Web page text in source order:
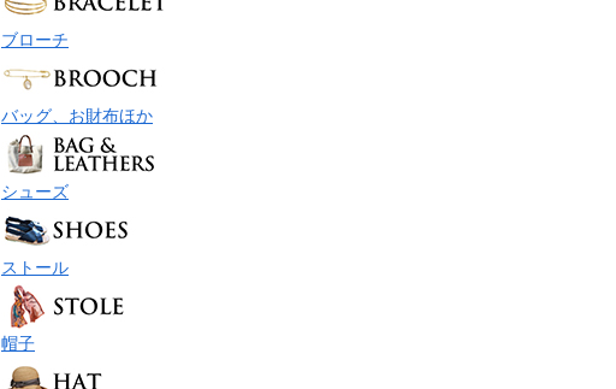
ブローチ
バッグ、お財布ほか
シューズ
ストール
帽子